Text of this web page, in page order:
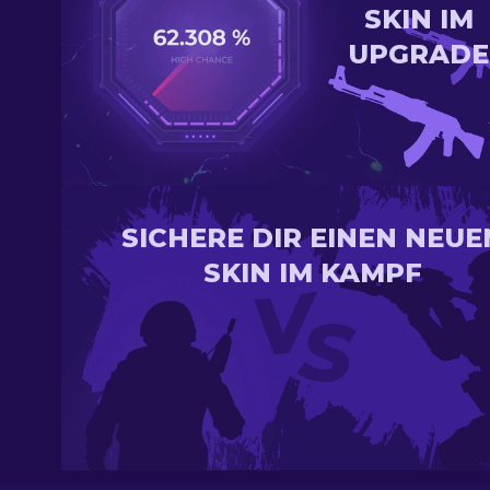
SKIN IM
UPGRADE
SICHERE DIR EINEN
SKIN IM KAMPF